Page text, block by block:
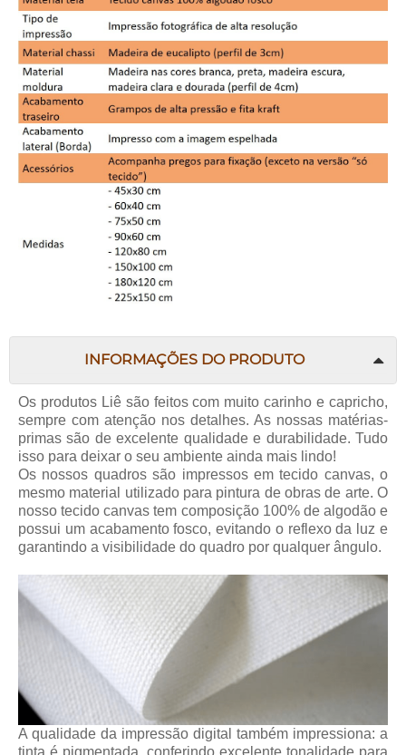
INFORMAÇÕES DO PRODUTO
Os produtos Liê são feitos com muito carinho e capricho,
sempre com atenção nos detalhes. As nossas matérias-
primas são de excelente qualidade e durabilidade. Tudo
isso para deixar o seu ambiente ainda mais lindo!
Os nossos quadros são impressos em tecido canvas, o
mesmo material utilizado para pintura de obras de arte. O
nosso tecido canvas tem composição 100% de algodão e
possui um acabamento fosco, evitando o reflexo da luz e
garantindo a visibilidade do quadro por qualquer ângulo.
A qualidade da impressão digital também impressiona: a
tinta é pigmentada, conferindo excelente tonalidade para